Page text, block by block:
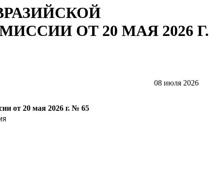
ОТ 20 МАЯ 2026 Г.
08 июля 2026
от 20 мая 2026 г. № 65
КОМИССИЯ